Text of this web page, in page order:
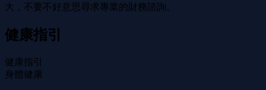
大，不要不好意思尋求專業的財務諮詢。
健康指引
健康指引
身體健康